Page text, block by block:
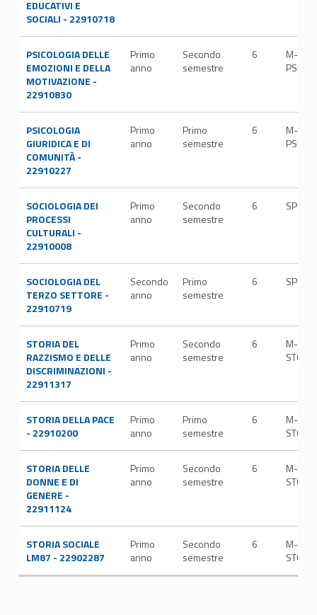
EDUCATIVI E
SOCIALI - 22910718
PSICOLOGIA DELLE
EMOZIONI E DELLA
MOTIVAZIONE -
22910830
Primo
anno
Secondo
semestre
6
M-
PSI/01
PSICOLOGIA
GIURIDICA E DI
COMUNITÀ -
22910227
Primo
anno
Primo
semestre
6
M-
PSI/05
SOCIOLOGIA DEI
PROCESSI
CULTURALI -
22910008
Primo
anno
Secondo
semestre
6 SPS/
SOCIOLOGIA DEL
TERZO SETTORE -
22910719
Secondo
anno
Primo
semestre
6 SPS/
STORIA DEL
RAZZISMO E DELLE
DISCRIMINAZIONI -
22911317
Primo
anno
Secondo
semestre
6
M-
STO/
STORIA DELLA PACE
- 22910200
Primo
anno
Primo
semestre
6
M-
STO/
STORIA DELLE
DONNE E DI
GENERE -
22911124
Primo
anno
Secondo
semestre
6
M-
STO/
STORIA SOCIALE
LM87 - 22902287
Primo
anno
Secondo
semestre
6
M-
STO/